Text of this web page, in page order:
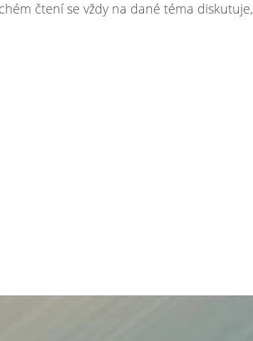
čtení se vždy na dané téma diskutuje,